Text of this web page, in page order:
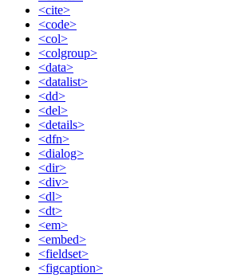
<cite>
<code>
<col>
<colgroup>
<data>
<datalist>
<dd>
<del>
<details>
<dfn>
<dialog>
<dir>
<div>
<dl>
<dt>
<em>
<embed>
<fieldset>
<figcaption>